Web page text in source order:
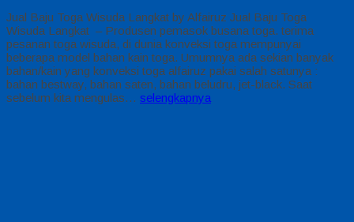
Jual Baju Toga Wisuda Langkat by Alfairuz Jual Baju Toga
Wisuda Langkat – Produsen pemasok busana toga. terima
pesanan toga wisuda, di dunia konveksi toga mempunyai
beberapa model bahan kain toga. Umumnya ada sekian banyak
bahan/kain yang konveksi toga alfairuz pakai salah satunya :
bahan bestway, bahan saten, bahan beludru, jet-black. Saat
sebelum kita mengulas… selengkapnya